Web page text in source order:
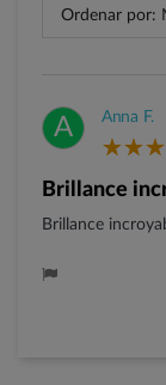
Ordenar por:
A Anna F.
Brillance
Brillance